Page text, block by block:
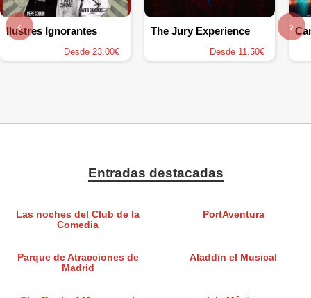
Ilustres Ignorantes
Desde 23.00€
The Jury Experience
Desde 11.50€
‹ ›
Entradas destacadas
Las noches del Club de la
Comedia
PortAventura
Parque de Atracciones de
Madrid
Aladdin el Musical